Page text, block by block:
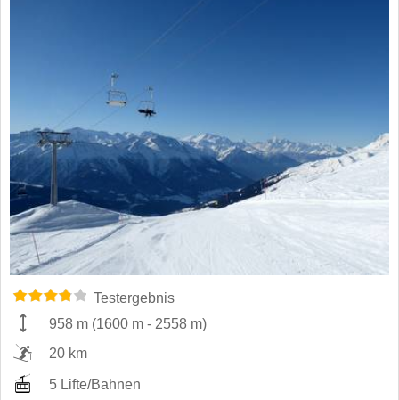
Testergebnis
958 m (1600 m - 2558 m)
20 km
5 Lifte/Bahnen